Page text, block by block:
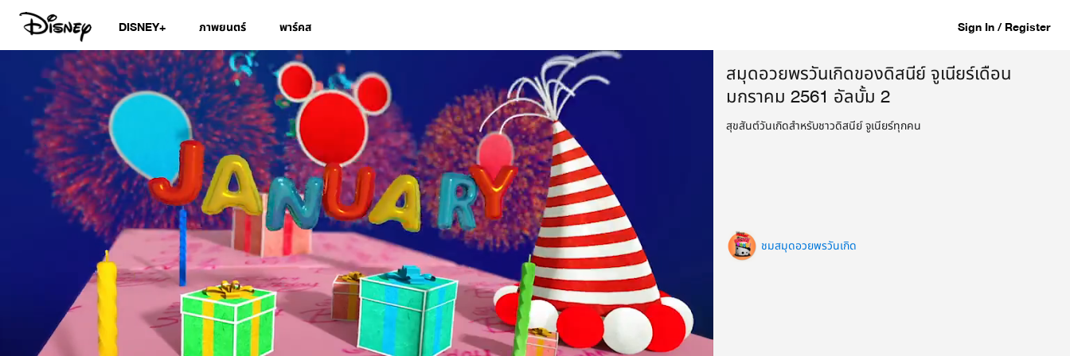
DISNEY+ ภาพยนตร์ พาร์คส Sign In / Register
สมุดอวยพรวันเกิดของดิสนีย์ จูเนียร์เดือน
มกราคม 2561 อัลบั้ม 2
สุขสันต์วันเกิดสำหรับชาวดิสนีย์ จูเนียร์ทุกคน
ชมสมุดอวยพรวันเกิด